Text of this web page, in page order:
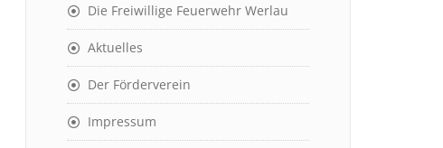
Die Freiwillige Feuerwehr Werlau
Aktuelles
Der Förderverein
Impressum